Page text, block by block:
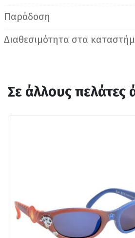
Παράδοση
Διαθεσιμότητα στα
Σε άλλους πελάτες